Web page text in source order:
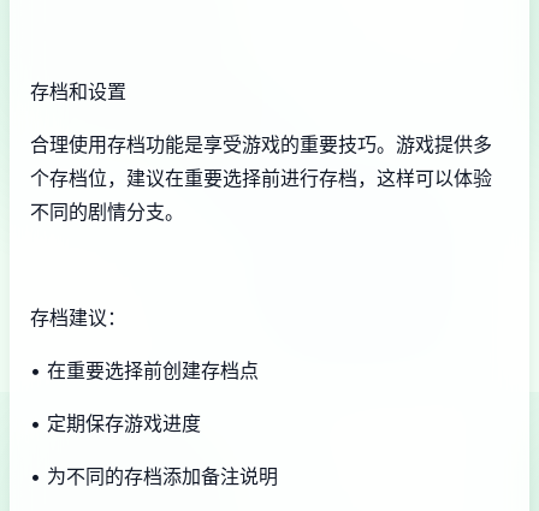
存档和设置
合理使用存档功能是享受游戏的重要技巧。游戏提供多
个存档位，建议在重要选择前进行存档，这样可以体验
不同的剧情分支。
存档建议：
• 在重要选择前创建存档点
• 定期保存游戏进度
• 为不同的存档添加备注说明